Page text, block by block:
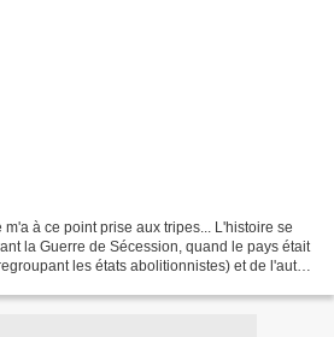
à ce point prise aux tripes... L'histoire se
la Guerre de Sécession, quand le pays était
les états abolitionnistes) et de l'autre